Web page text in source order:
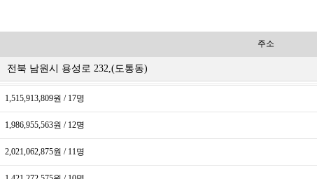
주소
전북 남원시 용성로 232,(도통동)
1,515,913,809원 / 17명
1,986,955,563원 / 12명
2,021,062,875원 / 11명